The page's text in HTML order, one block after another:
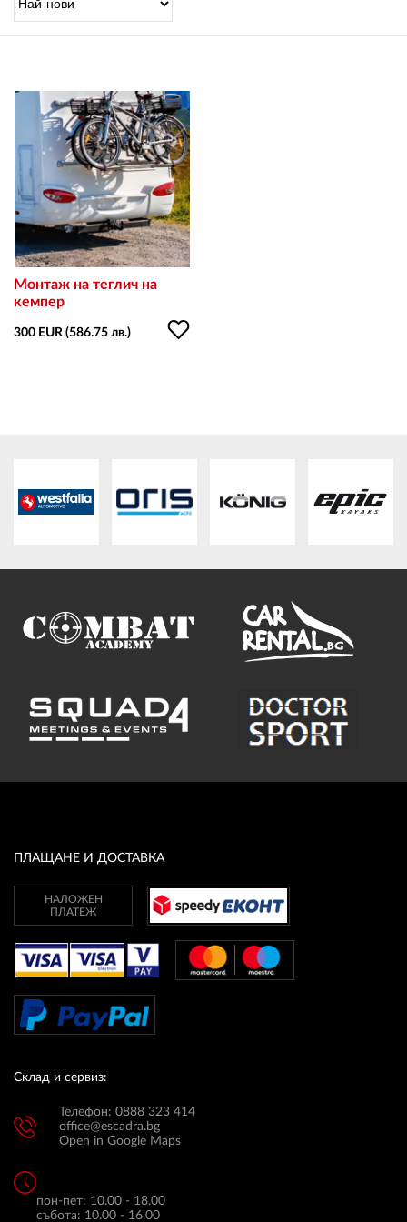
Монтаж на теглич на
кемпер
300 EUR (586.75 лв.)
ПЛАЩАНЕ И ДОСТАВКА
НАЛОЖЕН
ПЛАТЕЖ
Склад и сервиз:
Телефон: 0888 323 414
office@escadra.bg
Open in Google Maps
пон-пет: 10.00 - 18.00
събота: 10.00 - 16.00
OUTLET
Любими
0 продукта
Количка
0 продукта
Регистрация
ВХОД
ОБЩИ УСЛОВИЯ
СТОКИ НА КРЕДИТ